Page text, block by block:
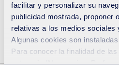
facilitar y personalizar su
publicidad mostrada, proponer
relativas a los medios sociales
Algunas cookies son
Para conocer la finalidad de